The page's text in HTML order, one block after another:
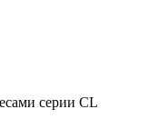
серии CL